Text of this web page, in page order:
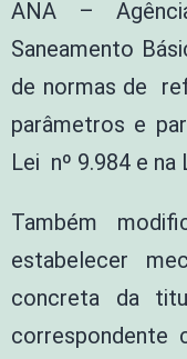
ANA –
Saneamento
de normas de
parâmetros e
Lei nº 9.984 e na
Também
estabelecer
concreta da
correspondente